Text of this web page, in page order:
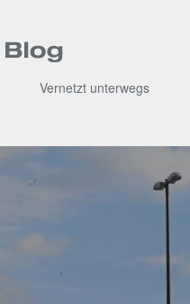
Vernetzt unterwegs